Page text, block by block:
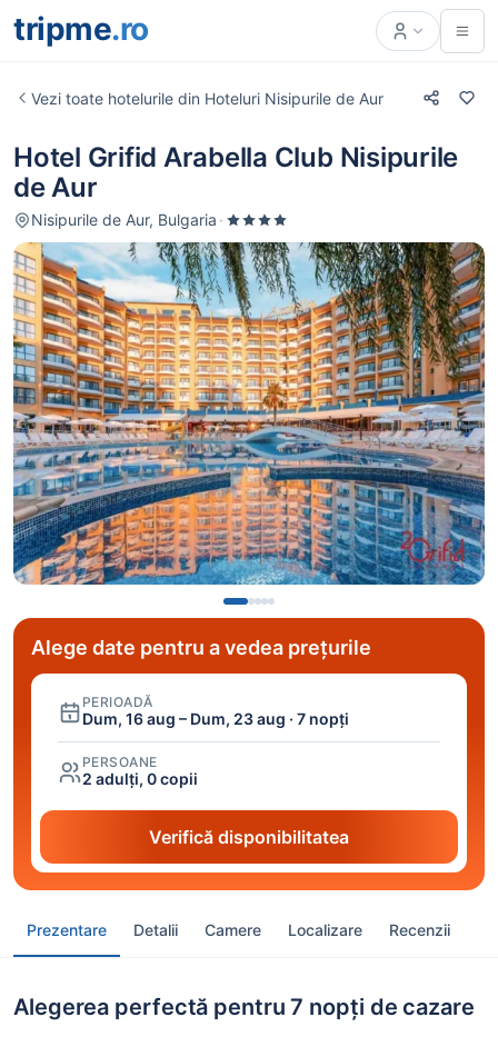
tripme.ro
Alege date pentru a vedea prețurile
PERIOADĂ
Dum, 16 aug – Dum, 23 aug · 7 nopți
PERSOANE
2 adulți, 0 copii
Verifică disponibilitatea
Vezi toate hotelurile din Hoteluri Nisipurile de Aur
Prezentare Detalii Camere Localizare Recenzii
Hotel Grifid Arabella Club Nisipurile
de Aur
Nisipurile de Aur, Bulgaria ·
Alegerea perfectă pentru 7 nopți de cazare